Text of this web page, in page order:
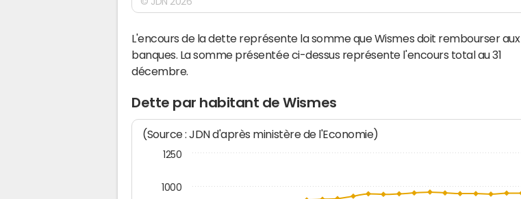
L'encours de la dette représente la somme que Wismes doit rembourser aux
banques. La somme présentée ci-dessus représente l'encours total au 31
décembre.
Dette par habitant de Wismes
(Source : JDN d'après ministère de l'Economie)
1000
1250